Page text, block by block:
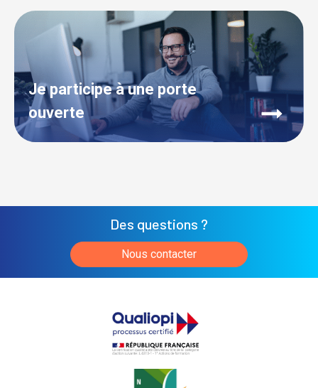
Je participe à une porte
ouverte
Des questions ?
Nous contacter